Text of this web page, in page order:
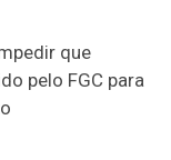
que
pelo FGC para